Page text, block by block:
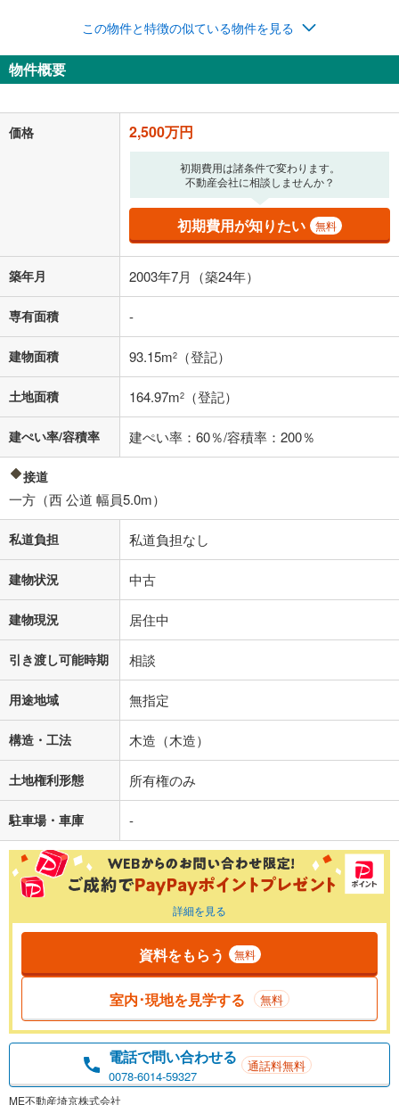
ナス時の増額分（1回分）を入力してください。
ボーナス払いの限度額は金融機関によって異なります。
閉じる
月々の返済額
上、ご自身での入力をお願いいたします。初期設定で自動入力されてい
る値は、実際の金融機関等における貸出金利とは何ら関係がなく、実際
の金融機関等における貸出金利を何ら保証するものではありません。返
済方法「元利均等返済」にて算出しております。入力された金利を35年
適用した場合の計算結果を表示しています。
その他月額費用や、初期費用がかかります。ご注意ください。実際にお
借り入れの際は各金融機関等に、必ずご自身でご確認をお願いいたしま
す。
条件によってお借り入れができないことがあります。
不動産会社に購入相談をする
閉じる
この物件と特徴の似ている物件を見る
物件概要
価格 2,500万円
初期費用は諸条件で変わります。
不動産会社に相談しませんか？
初期費用が知りたい 無料
築年月 2003年7月（築24年）
専有面積 -
建物面積 93.15m2 （登記）
土地面積 164.97m2 （登記）
建ぺい率/容積率 建ぺい率：60％/容積率：200％
接道
一方（西 公道 幅員5.0m）
私道負担 私道負担なし
建物状況 中古
建物現況 居住中
引き渡し可能時期 相談
用途地域 無指定
構造・工法 木造（木造）
土地権利形態 所有権のみ
駐車場・車庫 -
詳細を見る
資料をもらう 無料
室内･現地を見学する 無料
電話で問い合わせる
0078-6014-59327
通話料無料
ME不動産埼京株式会社